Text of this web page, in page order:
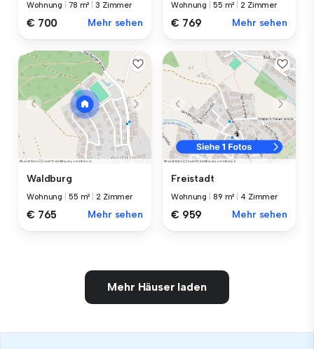
Wohnung 78 m² |3 Zimmer
€ 700 Mehr sehen
Wohnung 55 m² 2 Zimmer
€ 769 Mehr sehen
Waldburg
Wohnung 55 m² |2 Zimmer
€ 765 Mehr sehen
Freistadt
Wohnung 89 m² 4 Zimmer
€ 959 Mehr sehen
Mehr Häuser laden